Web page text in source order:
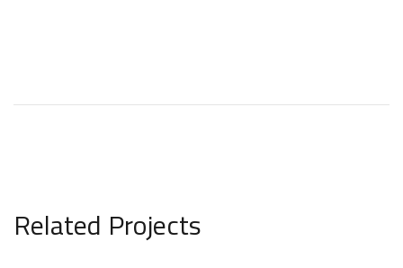
Related Projects
Hotel Ruby Bea